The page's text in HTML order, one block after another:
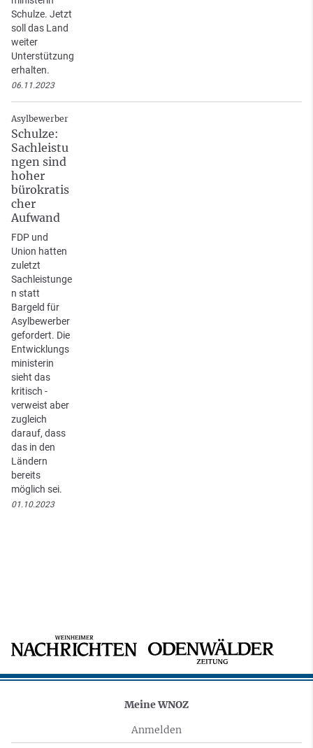
Schulze. Jetzt
soll das Land
weiter
Unterstützung
erhalten.
06.11.2023
Asylbewerber
Schulze:
Sachleistu
ngen sind
hoher
bürokratis
cher
Aufwand
FDP und
Union hatten
zuletzt
Sachleistunge
n statt
Bargeld für
Asylbewerber
gefordert. Die
Entwicklungs
ministerin
sieht das
kritisch -
verweist aber
zugleich
darauf, dass
das in den
Ländern
bereits
möglich sei.
01.10.2023
Meine WNOZ
Anmelden